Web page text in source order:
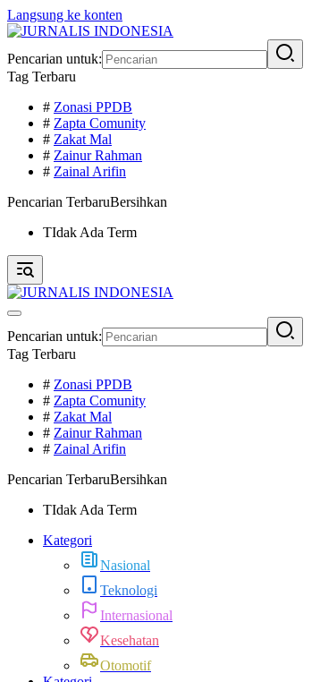
Langsung ke konten
Pencarian untuk:
Tag Terbaru
# Zonasi PPDB
# Zapta Comunity
# Zakat Mal
# Zainur Rahman
# Zainal Arifin
Pencarian TerbaruBersihkan
TIdak Ada Term
Pencarian untuk:
Tag Terbaru
# Zonasi PPDB
# Zapta Comunity
# Zakat Mal
# Zainur Rahman
# Zainal Arifin
Pencarian TerbaruBersihkan
TIdak Ada Term
Kategori
Nasional
Teknologi
Internasional
Kesehatan
Otomotif